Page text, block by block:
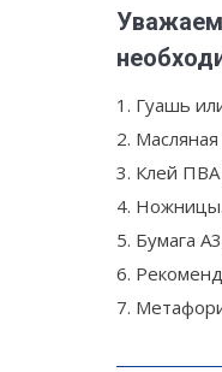
1. Гуашь
2.
3. Клей ПВА
4. Ножницы.
5. Бумага
6.
7.